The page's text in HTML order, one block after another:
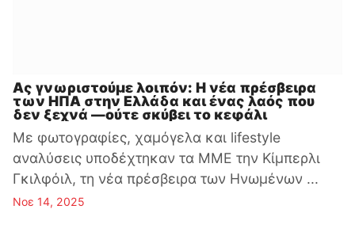
Ας γνωριστούμε λοιπόν: Η νέα πρέσβειρα
των ΗΠΑ στην Ελλάδα και ένας λαός που
δεν ξεχνά —ούτε σκύβει το κεφάλι
Με φωτογραφίες, χαμόγελα και lifestyle
αναλύσεις υποδέχτηκαν τα ΜΜΕ την Κίμπερλι
Γκιλφόιλ, τη νέα πρέσβειρα των Ηνωμένων ...
Νοε 14, 2025